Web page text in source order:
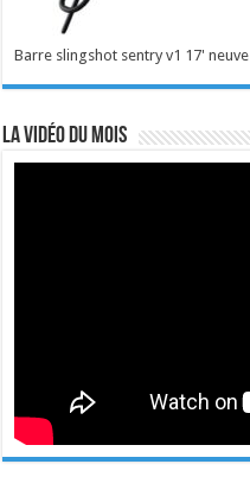
Barre slingshot sentry v1 17' neuve
La vidéo du mois